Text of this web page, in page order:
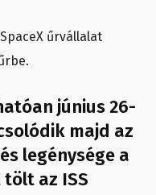
űrvállalat
június 26-
majd az
legénysége a
az ISS